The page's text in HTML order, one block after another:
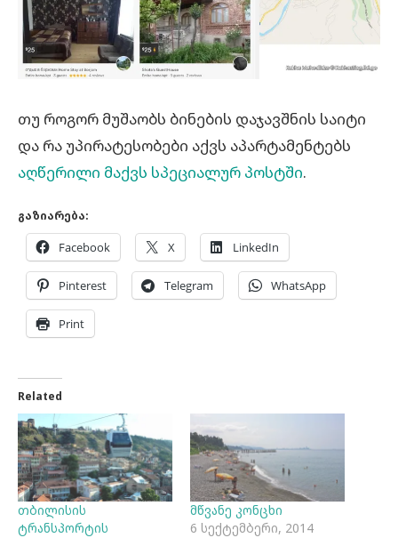
თუ როგორ მუშაობს ბინების დაჯავშნის საიტი
და რა უპირატესობები აქვს აპარტამენტებს
აღწერილი მაქვს სპეციალურ პოსტში.
გაზიარება:
Facebook X LinkedIn
Pinterest Telegram WhatsApp
Print
Related
თბილისის
ტრანსპორტის
მწვანე კონცხი
6 სექტემბერი, 2014